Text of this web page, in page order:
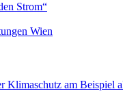
Strom“
Wien
Klimaschutz am Beispiel